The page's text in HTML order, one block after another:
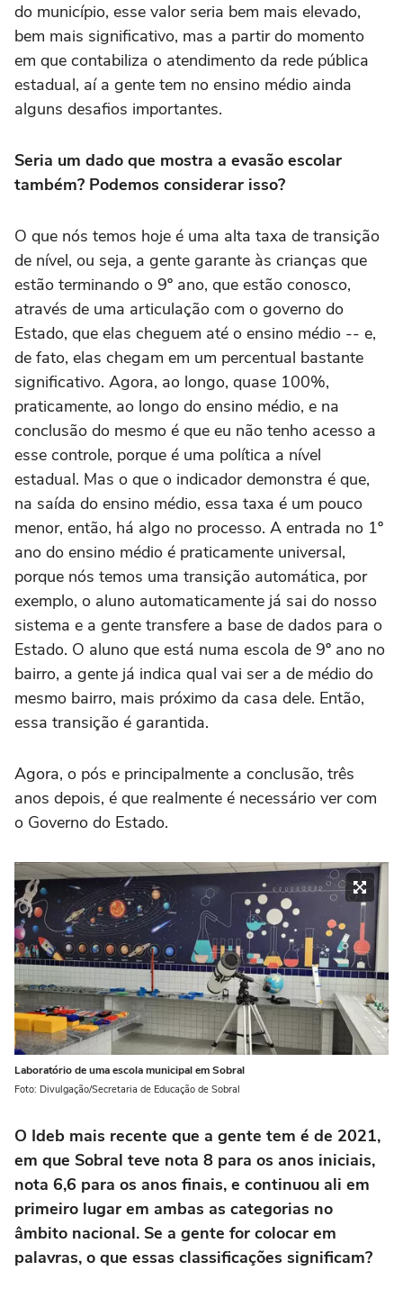
do município, esse valor seria bem mais elevado,
bem mais significativo, mas a partir do momento
em que contabiliza o atendimento da rede pública
estadual, aí a gente tem no ensino médio ainda
alguns desafios importantes.
Seria um dado que mostra a evasão escolar
também? Podemos considerar isso?
O que nós temos hoje é uma alta taxa de transição
de nível, ou seja, a gente garante às crianças que
estão terminando o 9º ano, que estão conosco,
através de uma articulação com o governo do
Estado, que elas cheguem até o ensino médio -- e,
de fato, elas chegam em um percentual bastante
significativo. Agora, ao longo, quase 100%,
praticamente, ao longo do ensino médio, e na
conclusão do mesmo é que eu não tenho acesso a
esse controle, porque é uma política a nível
estadual. Mas o que o indicador demonstra é que,
na saída do ensino médio, essa taxa é um pouco
menor, então, há algo no processo. A entrada no 1º
ano do ensino médio é praticamente universal,
porque nós temos uma transição automática, por
exemplo, o aluno automaticamente já sai do nosso
sistema e a gente transfere a base de dados para o
Estado. O aluno que está numa escola de 9º ano no
bairro, a gente já indica qual vai ser a de médio do
mesmo bairro, mais próximo da casa dele. Então,
essa transição é garantida.
Agora, o pós e principalmente a conclusão, três
anos depois, é que realmente é necessário ver com
o Governo do Estado.
Laboratório de uma escola municipal em Sobral
Foto: Divulgação/Secretaria de Educação de Sobral
O Ideb mais recente que a gente tem é de 2021,
em que Sobral teve nota 8 para os anos iniciais,
nota 6,6 para os anos finais, e continuou ali em
primeiro lugar em ambas as categorias no
âmbito nacional. Se a gente for colocar em
palavras, o que essas classificações significam?